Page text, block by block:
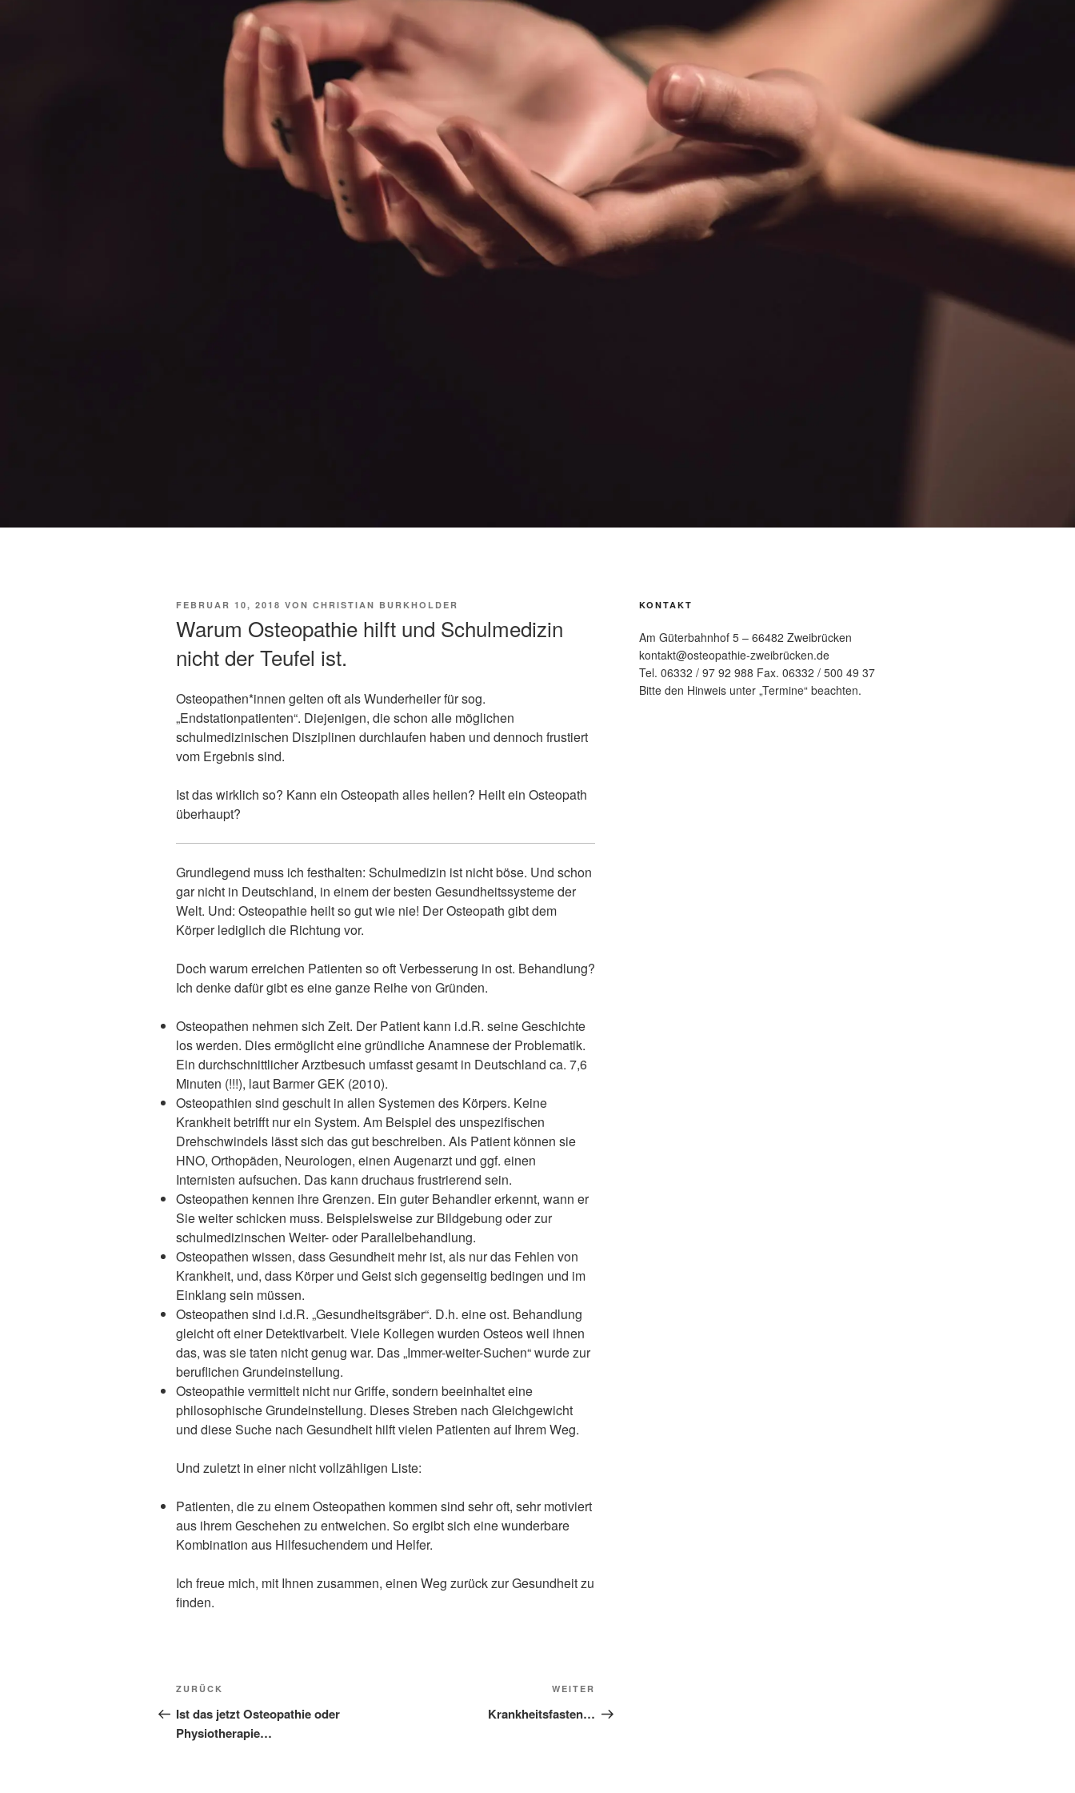
VERÖFFENTLICHT
FEBRUAR 10, 2018 VON CHRISTIAN BURKHOLDER
Warum Osteopathie hilft und Schulmedizin
nicht der Teufel ist.
Osteopathen*innen gelten oft als Wunderheiler für sog.
„Endstationpatienten“. Diejenigen, die schon alle möglichen
schulmedizinischen Disziplinen durchlaufen haben und dennoch frustiert
vom Ergebnis sind.
Ist das wirklich so? Kann ein Osteopath alles heilen? Heilt ein Osteopath
überhaupt?
Grundlegend muss ich festhalten: Schulmedizin ist nicht böse. Und schon
gar nicht in Deutschland, in einem der besten Gesundheitssysteme der
Welt. Und: Osteopathie heilt so gut wie nie! Der Osteopath gibt dem
Körper lediglich die Richtung vor.
Doch warum erreichen Patienten so oft Verbesserung in ost. Behandlung?
Ich denke dafür gibt es eine ganze Reihe von Gründen.
Osteopathen nehmen sich Zeit. Der Patient kann i.d.R. seine Geschichte
los werden. Dies ermöglicht eine gründliche Anamnese der Problematik.
Ein durchschnittlicher Arztbesuch umfasst gesamt in Deutschland ca. 7,6
Minuten (!!!), laut Barmer GEK (2010).
Osteopathien sind geschult in allen Systemen des Körpers. Keine
Krankheit betrifft nur ein System. Am Beispiel des unspezifischen
Drehschwindels lässt sich das gut beschreiben. Als Patient können sie
HNO, Orthopäden, Neurologen, einen Augenarzt und ggf. einen
Internisten aufsuchen. Das kann druchaus frustrierend sein.
Osteopathen kennen ihre Grenzen. Ein guter Behandler erkennt, wann er
Sie weiter schicken muss. Beispielsweise zur Bildgebung oder zur
schulmedizinschen Weiter- oder Parallelbehandlung.
Osteopathen wissen, dass Gesundheit mehr ist, als nur das Fehlen von
Krankheit, und, dass Körper und Geist sich gegenseitig bedingen und im
Einklang sein müssen.
Osteopathen sind i.d.R. „Gesundheitsgräber“. D.h. eine ost. Behandlung
gleicht oft einer Detektivarbeit. Viele Kollegen wurden Osteos weil ihnen
das, was sie taten nicht genug war. Das „Immer-weiter-Suchen“ wurde zur
beruflichen Grundeinstellung.
Osteopathie vermittelt nicht nur Griffe, sondern beeinhaltet eine
philosophische Grundeinstellung. Dieses Streben nach Gleichgewicht
und diese Suche nach Gesundheit hilft vielen Patienten auf Ihrem Weg.
Und zuletzt in einer nicht vollzähligen Liste:
Patienten, die zu einem Osteopathen kommen sind sehr oft, sehr motiviert
aus ihrem Geschehen zu entweichen. So ergibt sich eine wunderbare
Kombination aus Hilfesuchendem und Helfer.
Ich freue mich, mit Ihnen zusammen, einen Weg zurück zur Gesundheit zu
finden.
Beitragsnavigation
Vorheriger
Beitrag
ZURÜCK
Ist das jetzt Osteopathie oder
Physiotherapie…
Beitrag
WEITER
Krankheitsfasten…
KONTAKT
Am Güterbahnhof 5 – 66482 Zweibrücken
kontakt@osteopathie-zweibrücken.de
Tel. 06332 / 97 92 988 Fax. 06332 / 500 49 37
Bitte den Hinweis unter „Termine“ beachten.